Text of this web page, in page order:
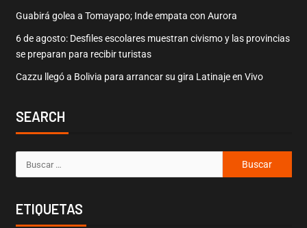
Guabirá golea a Tomayapo; Inde empata con Aurora
6 de agosto: Desfiles escolares muestran civismo y las provincias
se preparan para recibir turistas
Cazzu llegó a Bolivia para arrancar su gira Latinaje en Vivo
SEARCH
ETIQUETAS